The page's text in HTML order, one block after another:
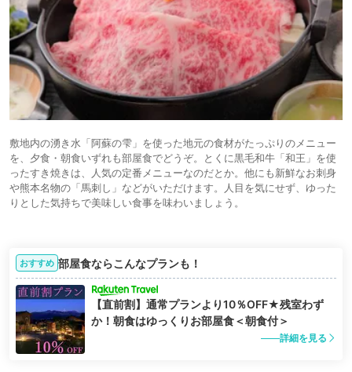
敷地内の湧き水「阿蘇の雫」を使った地元の食材がたっぷりのメニュー
を、夕食・朝食いずれも部屋食でどうぞ。とくに黒毛和牛「和王」を使
ったすき焼きは、人気の定番メニューなのだとか。他にも新鮮なお刺身
や熊本名物の「馬刺し」などがいただけます。人目を気にせず、ゆった
りとした気持ちで美味しい食事を味わいましょう。
おすすめ 部屋食ならこんなプランも！
【直前割】通常プランより10％OFF★残室わず
か！朝食はゆっくりお部屋食＜朝食付＞
詳細を見る